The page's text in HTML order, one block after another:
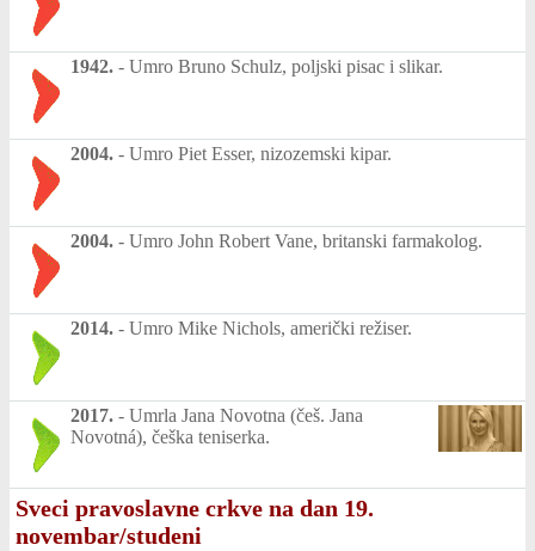
1942. - Umro Bruno Schulz, poljski pisac i slikar.
2004. - Umro Piet Esser, nizozemski kipar.
2004. - Umro John Robert Vane, britanski farmakolog.
2014. - Umro Mike Nichols, američki režiser.
2017. - Umrla Jana Novotna (češ. Jana
Novotná), češka teniserka.
Sveci pravoslavne crkve na dan 19.
novembar/studeni